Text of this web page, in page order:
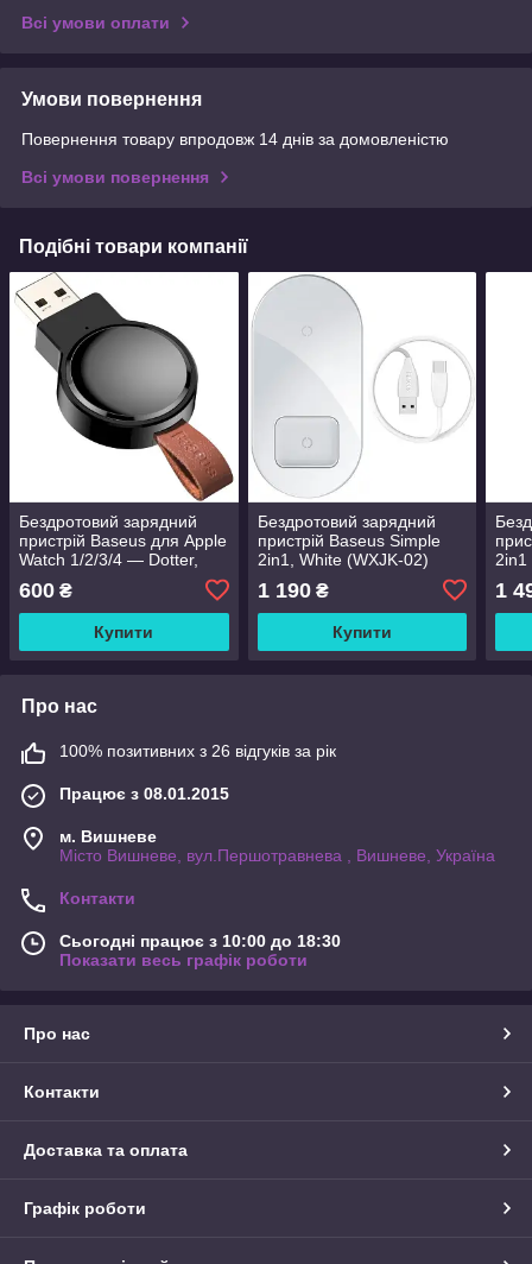
Всі умови оплати
Умови повернення
Повернення товару впродовж 14 днів за домовленістю
Всі умови повернення
Подібні товари компанії
Бездротовий зарядний
пристрій Baseus для Apple
Watch 1/2/3/4 — Dotter,
600 ₴
Купити
Бездротовий зарядний
пристрій Baseus Simple
2in1, White (WXJK-02)
1 190₴
Купити
2in1
1
Про нас
100% позитивних з 26 відгуків за рік
Працює з 08.01.2015
м. Вишневе
Місто Вишневе, вул.Першотравнева , Вишневе, Україна
Контакти
Сьогодні працює з 10:00 до 18:30
Показати весь графік роботи
Про нас
Контакти
Доставка та оплата
Графік роботи